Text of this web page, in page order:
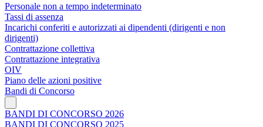
Personale non a tempo indeterminato
Tassi di assenza
Incarichi conferiti e autorizzati ai dipendenti (dirigenti e non
dirigenti)
Contrattazione collettiva
Contrattazione integrativa
OIV
Piano delle azioni positive
Bandi di Concorso
BANDI DI CONCORSO 2026
BANDI DI CONCORSO 2025